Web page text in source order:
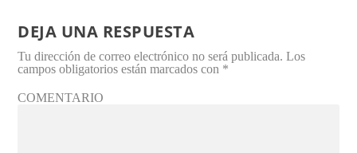
DEJA UNA RESPUESTA
Tu dirección de correo electrónico no será publicada. Los
campos obligatorios están marcados con *
COMENTARIO